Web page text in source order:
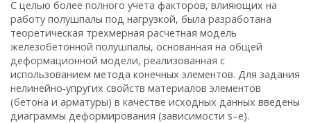
С целью более полного учета факторов, влияющих на
работу полушпалы под нагрузкой, была разработана
теоретическая трехмерная расчетная модель
железобетонной полушпалы, основанная на общей
деформационной модели, реализованная с
использованием метода конечных элементов. Для задания
нелинейно-упругих свойств материалов элементов
(бетона и арматуры) в качестве исходных данных введены
диаграммы деформирования (зависимости s–e).